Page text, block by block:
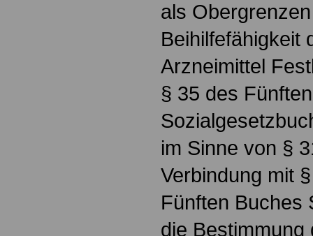
als
Beihilfefähigkeit
Arzneimittel
§ 35 des
im Sinne von §
Verbindung mit
Fünften Buches
die